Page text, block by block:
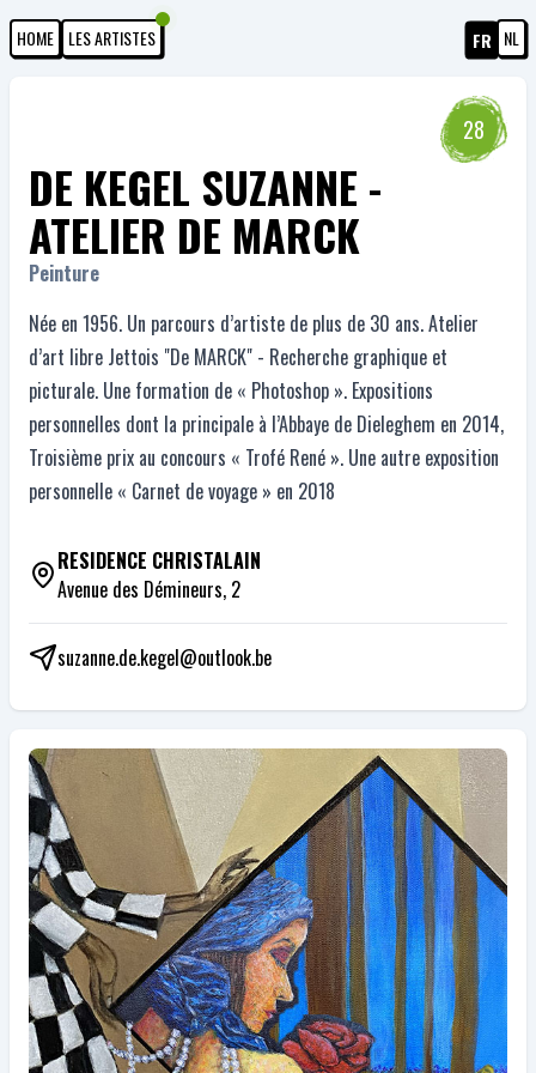
HOME LES ARTISTES FR NL
28
DE KEGEL SUZANNE -
ATELIER DE MARCK
Peinture
Née en 1956. Un parcours d’artiste de plus de 30 ans. Atelier
d’art libre Jettois "De MARCK" - Recherche graphique et
picturale. Une formation de « Photoshop ». Expositions
personnelles dont la principale à l’Abbaye de Dieleghem en 2014,
Troisième prix au concours « Trofé René ». Une autre exposition
personnelle « Carnet de voyage » en 2018
RESIDENCE CHRISTALAIN
Avenue des Démineurs, 2
suzanne.de.kegel@outlook.be